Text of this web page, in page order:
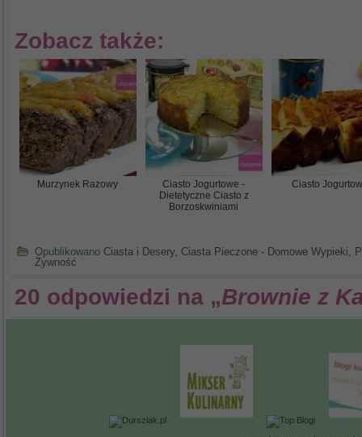
Zobacz także:
Murzynek Razowy
Ciasto Jogurtowe -
Dietetyczne Ciasto z
Borzoskwiniami
Ciasto
Opublikowano Ciasta i Desery, Ciasta Pieczone - Domowe Wypieki,
Żywność
20 odpowiedzi na „Brownie z